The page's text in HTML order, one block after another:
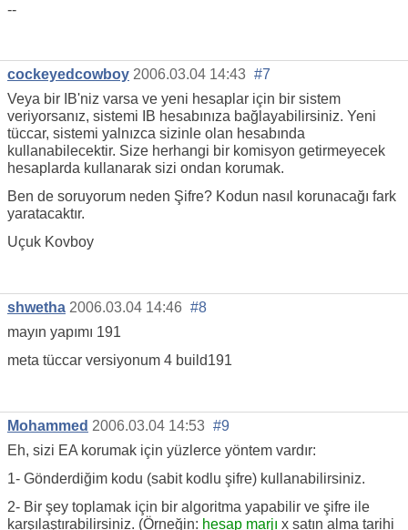
--
cockeyedcowboy 2006.03.04 14:43 #7
Veya bir IB'niz varsa ve yeni hesaplar için bir sistem
veriyorsanız, sistemi IB hesabınıza bağlayabilirsiniz. Yeni
tüccar, sistemi yalnızca sizinle olan hesabında
kullanabilecektir. Size herhangi bir komisyon getirmeyecek
hesaplarda kullanarak sizi ondan korumak.
Ben de soruyorum neden Şifre? Kodun nasıl korunacağı fark
yaratacaktır.
Uçuk Kovboy
shwetha 2006.03.04 14:46 #8
mayın yapımı 191
meta tüccar versiyonum 4 build191
Mohammed 2006.03.04 14:53 #9
Eh, sizi EA korumak için yüzlerce yöntem vardır:
1- Gönderdiğim kodu (sabit kodlu şifre) kullanabilirsiniz.
2- Bir şey toplamak için bir algoritma yapabilir ve şifre ile
karşılaştırabilirsiniz. (Örneğin: hesap marjı x satın alma tarihi